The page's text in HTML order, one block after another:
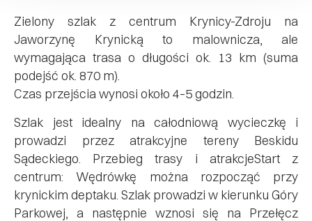
Zielony szlak z centrum Krynicy-Zdroju na
Jaworzynę Krynicką to malownicza, ale
wymagająca trasa o długości ok. 13 km (suma
podejść ok. 870 m).
Czas przejścia wynosi około 4–5 godzin.
Szlak jest idealny na całodniową wycieczkę i
prowadzi przez atrakcyjne tereny Beskidu
Sądeckiego. Przebieg trasy i atrakcjeStart z
centrum: Wędrówkę można rozpocząć przy
krynickim deptaku. Szlak prowadzi w kierunku Góry
Parkowej, a następnie wznosi się na Przełęcz